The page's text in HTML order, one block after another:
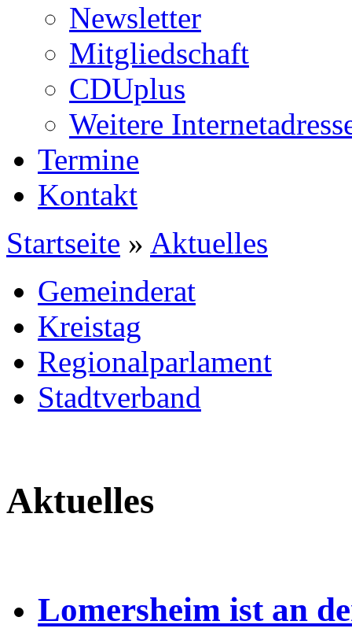
Newsletter
Mitgliedschaft
CDUplus
Weitere
Termine
Kontakt
Startseite » Aktuelles
Gemeinderat
Kreistag
Regionalparlament
Stadtverband
Aktuelles
Lomersheim ist an